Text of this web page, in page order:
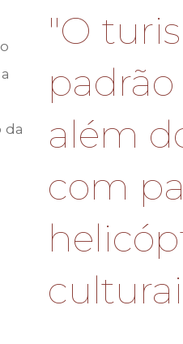
da
"O
além
com